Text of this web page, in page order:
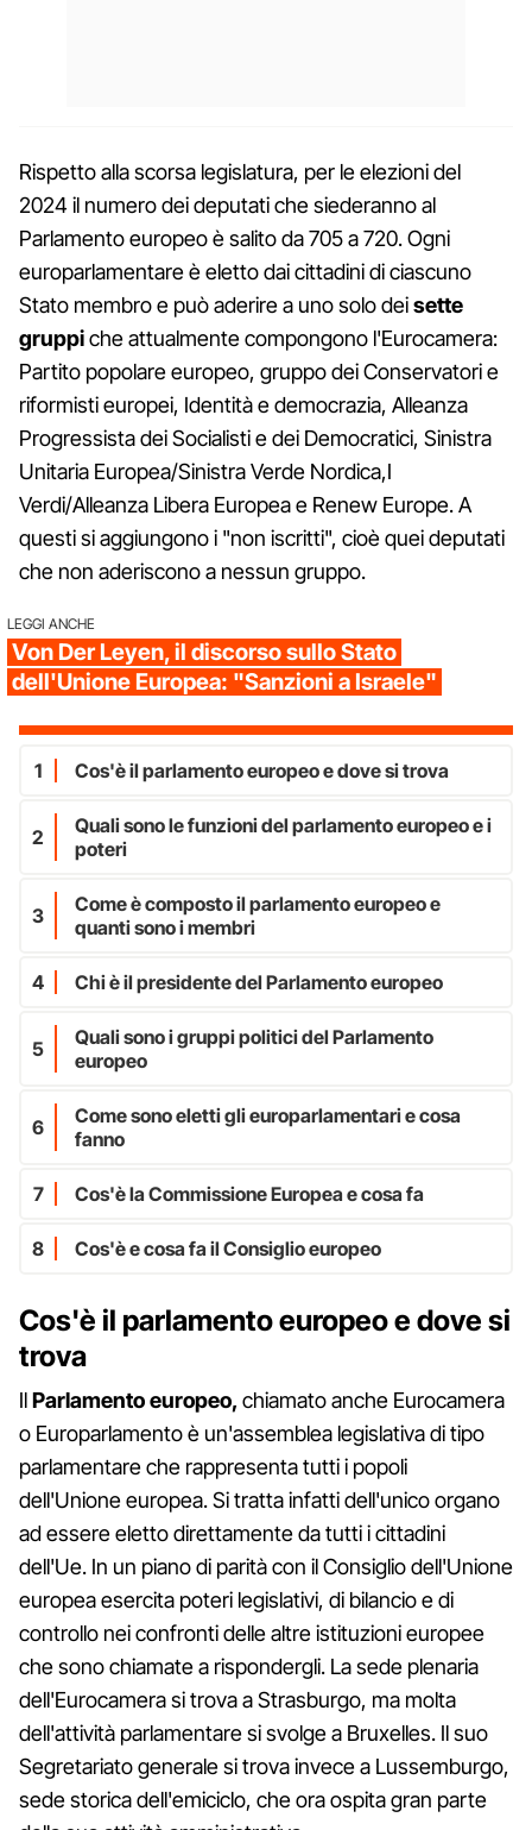
Rispetto alla scorsa legislatura, per le elezioni del
2024 il numero dei deputati che siederanno al
Parlamento europeo è salito da 705 a 720. Ogni
europarlamentare è eletto dai cittadini di ciascuno
Stato membro e può aderire a uno solo deisette
gruppiche attualmente compongono l'Eurocamera:
Partito popolare europeo, gruppo dei Conservatori e
riformisti europei, Identità e democrazia, Alleanza
Progressista dei Socialisti e dei Democratici, Sinistra
Unitaria Europea/Sinistra Verde Nordica,I
Verdi/Alleanza Libera Europea e Renew Europe. A
questi si aggiungono i "non iscritti", cioè quei deputati
che non aderiscono a nessun gruppo.
LEGGI ANCHE
Von Der Leyen, il discorso sullo Stato
dell'Unione Europea: "Sanzioni a Israele"
1 Cos'è il parlamento europeo e dove si trova
2
Quali sono le funzioni del parlamento europeo e i
poteri
3
Come è composto il parlamento europeo e
quanti sono i membri
4 Chi è il presidente del Parlamento europeo
5
Quali sono i gruppi politici del Parlamento
europeo
6
Come sono eletti gli europarlamentari e cosa
fanno
7 Cos'è la Commissione Europea e cosa fa
8 Cos'è e cosa fa il Consiglio europeo
Cos'è il parlamento europeo e dove si
trova
IlParlamento europeo, chiamato anche Eurocamera
o Europarlamento è un'assemblea legislativa di tipo
parlamentare che rappresenta tutti i popoli
dell'Unione europea. Si tratta infatti dell'unico organo
ad essere eletto direttamente da tutti i cittadini
dell'Ue. In un piano di parità con il Consiglio dell'Unione
europea esercita poteri legislativi, di bilancio e di
controllo nei confronti delle altre istituzioni europee
che sono chiamate a rispondergli. La sede plenaria
dell'Eurocamera si trova a Strasburgo, ma molta
dell'attività parlamentare si svolge a Bruxelles. Il suo
Segretariato generale si trova invece a Lussemburgo,
sede storica dell'emiciclo, che ora ospita gran parte